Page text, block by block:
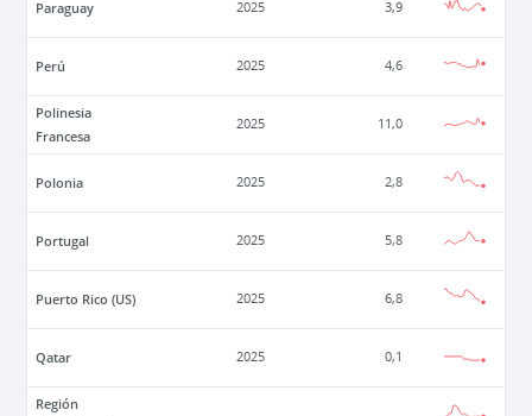
Paraguay 2025 3,9
Perú 2025 4,6
Polinesia
Francesa
2025 11,0
Polonia 2025 2,8
Portugal 2025 5,8
Puerto Rico (US) 2025 6,8
Qatar 2025 0,1
Región